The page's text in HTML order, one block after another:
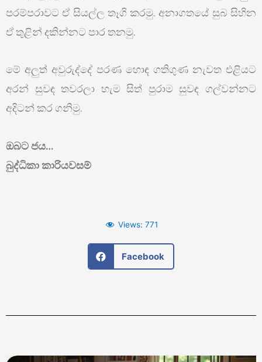
පරම්පරාවට ඒ සියල්ල තෑගි කරමු. අනාගතයේ සුබ සිහින
ඒ තුළින් දකින්නට පාර තනමු.
මේ අලුත් අවුරුද්දේ පරණ හොඳ ගතිගුණ නැවත එළියට
අරන් සුවඳ තවරලා හැම සිත් පුරාම සුවඳ ගල්වන්නට
අදිටන් කර ගනිමු.
ඔබට ජය…
බුද්ධිකා කාරියවසම්
Views: 771
Facebook